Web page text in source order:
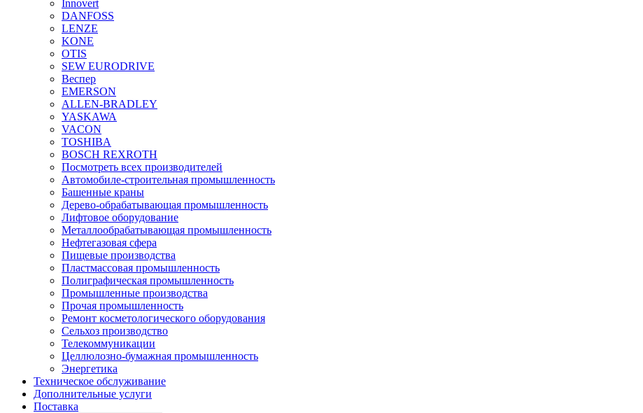
Innovert
DANFOSS
LENZE
KONE
OTIS
SEW EURODRIVE
Веспер
EMERSON
ALLEN-BRADLEY
YASKAWA
VACON
TOSHIBA
BOSCH REXROTH
Посмотреть всех производителей
Автомобиле-строительная промышленность
Башенные краны
Дерево-обрабатывающая промышленность
Лифтовое оборудование
Металлообрабатывающая промышленность
Нефтегазовая сфера
Пищевые производства
Пластмассовая промышленность
Полиграфическая промышленность
Промышленные производства
Прочая промышленность
Ремонт косметологического оборудования
Сельхоз производство
Телекоммуникации
Целлюлозно-бумажная промышленность
Энергетика
Техническое обслуживание
Дополнительные услуги
Поставка